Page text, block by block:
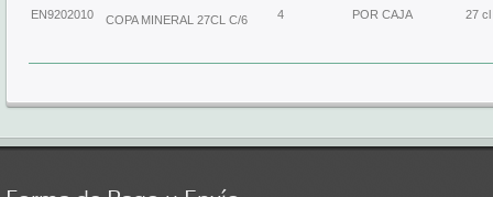
EN9202010 COPA MINERAL 27CL C/6 4 POR CAJA 27 cl